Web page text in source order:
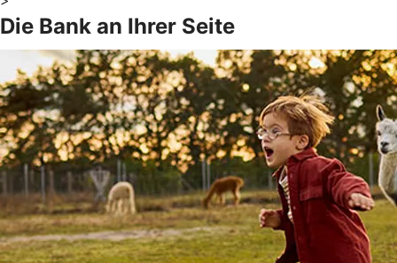
Die Bank an Ihrer Seite